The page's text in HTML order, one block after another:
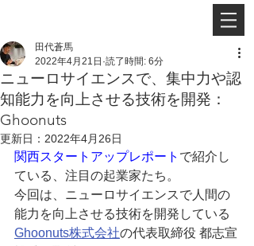
ニューロサイエンスで、集中力や認
知能力を向上させる技術を開発：
Ghoonuts
田代蒼馬
2022年4月21日 読了時間: 6分
更新日： 2022年4月26日
関西スタートアップレポート で紹介し
ている、注目の起業家たち。
今回は、ニューロサイエンスで人間の
能力を向上させる技術を開発している
Ghoonuts株式会社の代表取締役 都志宣